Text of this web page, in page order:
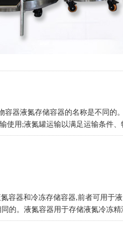
器液氮存储容器的名称是不同的
使用;液氮罐运输以满足运输条件
容器和冷冻存储容器,前者可用于
的。液氮容器用于存储液氮冷冻